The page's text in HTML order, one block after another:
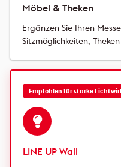
Möbel & Theken
Ergänzen Sie Ihren
Sitzmöglichkeiten,
Empfohlen für starke
LINE UP Wall